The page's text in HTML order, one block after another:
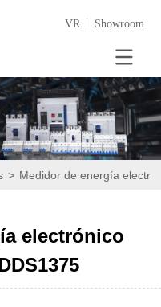
VR Showroom
> Medidor de energía
electrónico